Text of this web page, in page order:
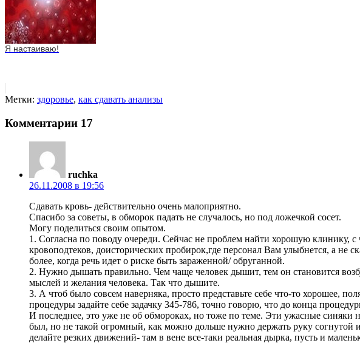
Я настаиваю!
Метки: здоровье, как сдавать анализы
Комментарии 17
ruchka
26.11.2008 в 19:56
Сдавать кровь- действительно очень малоприятно.
Спасибо за советы, в обморок падать не случалось, но под ложечкой сосет.
Могу поделиться своим опытом.
1. Согласна по поводу очереди. Сейчас не проблем найти хорошую
кровоподтеков, доисторических пробирок,где персонал Вам улыбнется, а не
более, когда речь идет о риске быть зараженной/ обруганной.
2. Нужно дышать правильно. Чем чаще человек дышит, тем он становится
мыслей и желания человека. Так что дышите.
3. А чтоб было совсем наверняка, просто представьте себе что-то хорошее,
процедуры задайте себе задачку 345-786, точно говорю, что до конца
И последнее, это уже не об обмороках, но тоже по теме. Эти ужасные синяки
был, но не такой огромный, как можно дольше нужно держать руку
делайте резких движений- там в вене все-таки реальная дырка, пусть и